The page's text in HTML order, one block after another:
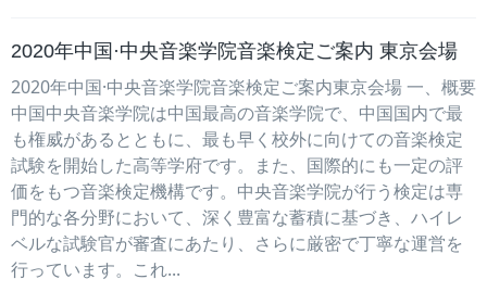
2020年中国·中央音楽学院音楽検定ご案内 東京会場
2020年中国·中央音楽学院音楽検定ご案内東京会場 一、概要
中国中央音楽学院は中国最高の音楽学院で、中国国内で最
も権威があるとともに、最も早く校外に向けての音楽検定
試験を開始した高等学府です。また、国際的にも一定の評
価をもつ音楽検定機構です。中央音楽学院が行う検定は専
門的な各分野において、深く豊富な蓄積に基づき、ハイレ
ベルな試験官が審査にあたり、さらに厳密で丁寧な運営を
行っています。これ...